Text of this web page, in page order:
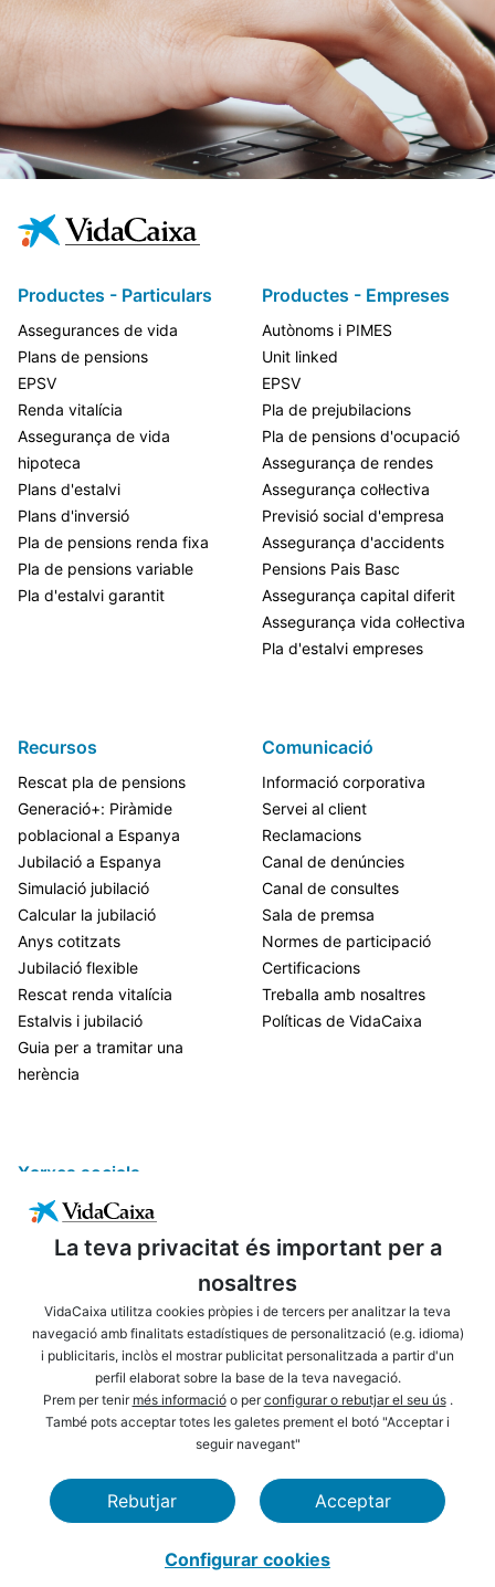
La teva privacitat és important per a
nosaltres
VidaCaixa utilitza cookies pròpies i de tercers per analitzar la teva
navegació amb finalitats estadístiques de personalització (e.g. idioma)
i publicitaris, inclòs el mostrar publicitat personalitzada a partir d'un
perfil elaborat sobre la base de la teva navegació.
Prem per tenir més informacióo perconfigurar o rebutjar el seu ús.
També pots acceptar totes les galetes prement el botó "Acceptar i
seguir navegant"
Configurar cookies
Rebutjar Acceptar
Productes - Particulars
Assegurances de vida
Plans de pensions
EPSV
Renda vitalícia
Assegurança de vida
hipoteca
Plans d'estalvi
Plans d'inversió
Pla de pensions renda fixa
Pla de pensions variable
Pla d'estalvi garantit
Productes - Empreses
Autònoms i PIMES
Unit linked
EPSV
Pla de prejubilacions
Pla de pensions d'ocupació
Assegurança de rendes
Assegurança col·lectiva
Previsió social d'empresa
Assegurança d'accidents
Pensions Pais Basc
Assegurança capital diferit
Assegurança vida col·lectiva
Pla d'estalvi empreses
Recursos
Rescat pla de pensions
Generació+: Piràmide
poblacional a Espanya
Jubilació a Espanya
Simulació jubilació
Calcular la jubilació
Anys cotitzats
Jubilació flexible
Rescat renda vitalícia
Estalvis i jubilació
Guia per a tramitar una
herència
Comunicació
Informació corporativa
Servei al client
Reclamacions
Canal de denúncies
Canal de consultes
Sala de premsa
Normes de participació
Certificacions
Treballa amb nosaltres
Políticas de VidaCaixa
Xarxes socials
ENLLAÇOS D'INTERÈS AVÍS LEGAL
PRIVACITAT POLÍTICA DE COOKIES
ACCESSIBILITAT
CAIXABANK FUNDACIÓ LA CAIXA
VidaCaixa S. A. U. Sociedad Unipersonal 2026.